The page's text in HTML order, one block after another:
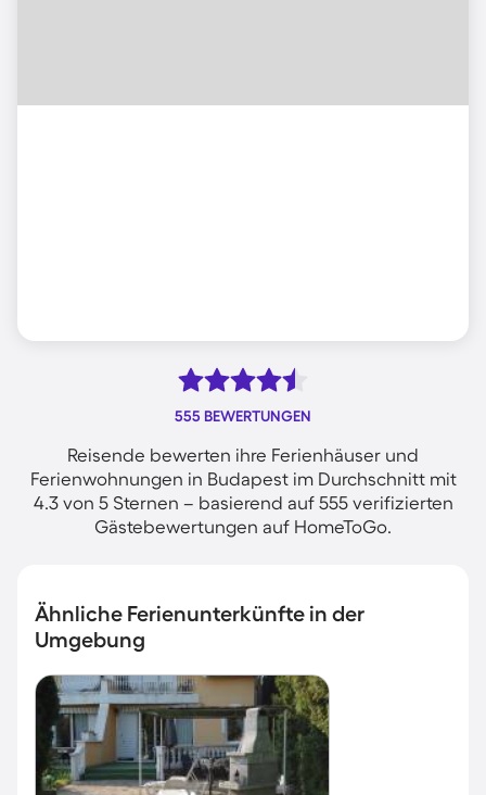
555 BEWERTUNGEN
Reisende bewerten ihre Ferienhäuser und
Ferienwohnungen in Budapest im Durchschnitt mit
4.3 von 5 Sternen – basierend auf 555 verifizierten
Gästebewertungen auf HomeToGo.
Ähnliche Ferienunterkünfte in der
Umgebung